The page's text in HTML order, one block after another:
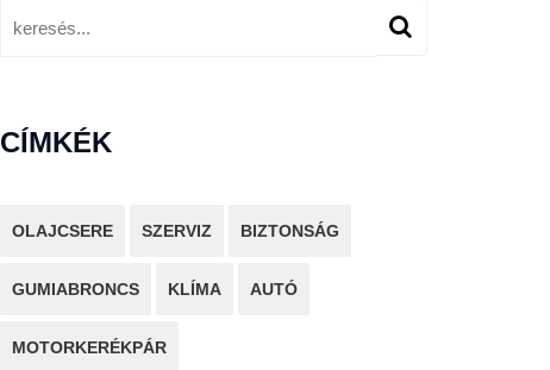
CÍMKÉK
OLAJCSERE SZERVIZ BIZTONSÁG
GUMIABRONCS KLÍMA AUTÓ
MOTORKERÉKPÁR